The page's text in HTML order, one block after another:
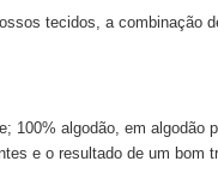
tecidos, a
100% algodão, em
e o resultado de um bom